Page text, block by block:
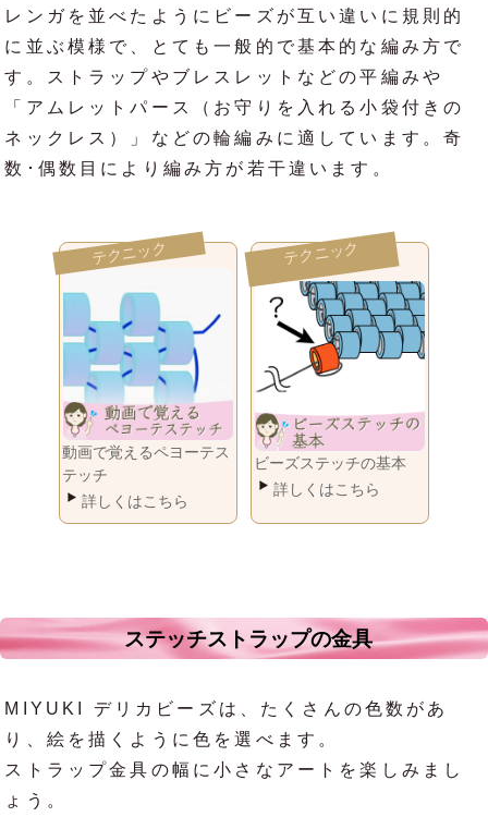
レンガを並べたようにビーズが互い違いに規則的
に並ぶ模様で、とても一般的で基本的な編み方で
す。ストラップやブレスレットなどの平編みや
「アムレットパース（お守りを入れる小袋付きの
ネックレス）」などの輪編みに適しています。奇
数･偶数目により編み方が若干違います。
動画で覚えるペヨーテス
テッチ
ビーズステッチの基本
ステッチストラップの金具
MIYUKI デリカビーズは、たくさんの色数があ
り、絵を描くように色を選べます。
ストラップ金具の幅に小さなアートを楽しみまし
ょう。